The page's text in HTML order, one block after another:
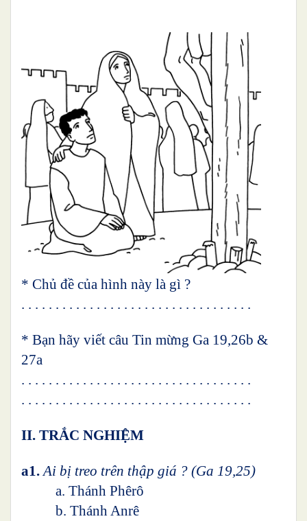
* Chủ đề của hình này là gì ?
. . . . . . . . . . . . . . . . . . . . . . . . . . . . . . . . . .
* Bạn hãy viết câu Tin mừng Ga 19,26b &
27a
. . . . . . . . . . . . . . . . . . . . . . . . . . . . . . . . . .
. . . . . . . . . . . . . . . . . . . . . . . . . . . . . . . . . .
II. TRẮC NGHIỆM
a1. Ai bị treo trên thập giá ? (Ga 19,25)
a. Thánh Phêrô
b. Thánh Anrê